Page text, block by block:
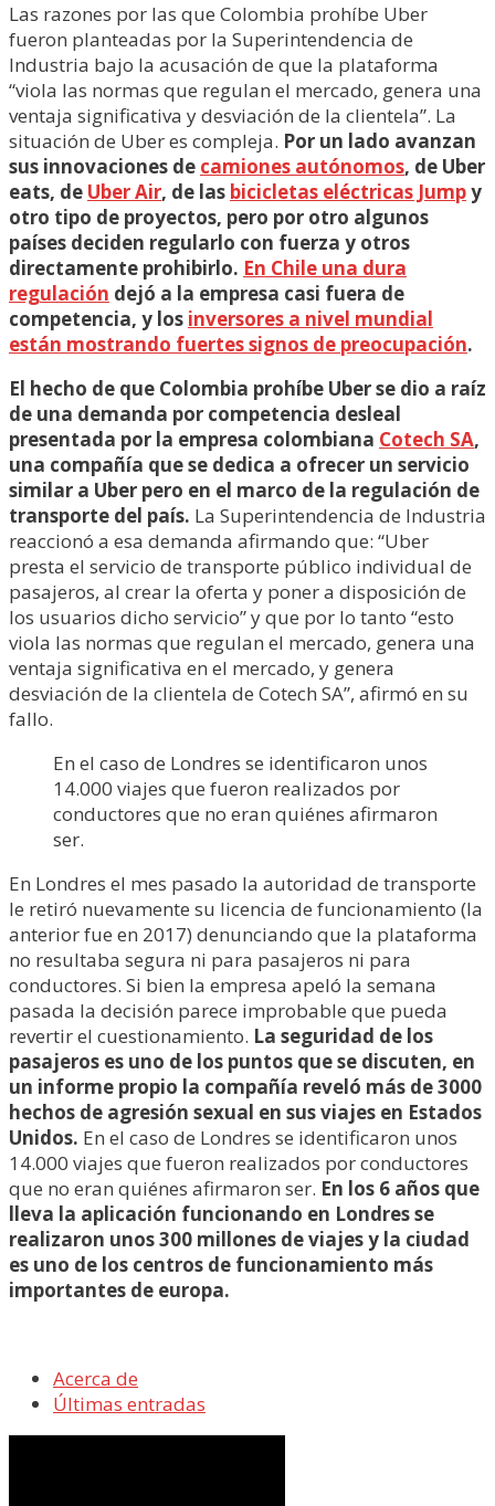
Las razones por las que Colombia prohíbe Uber
fueron planteadas por la Superintendencia de
Industria bajo la acusación de que la plataforma
“viola las normas que regulan el mercado, genera una
ventaja significativa y desviación de la clientela”. La
situación de Uber es compleja. Por un lado avanzan
sus innovaciones de camiones autónomos, de Uber
eats, de Uber Air, de las bicicletas eléctricas Jumpy
otro tipo de proyectos, pero por otro algunos
países deciden regularlo con fuerza y otros
directamente prohibirlo. En Chile una dura
regulación dejó a la empresa casi fuera de
competencia, y los inversores a nivel mundial
están mostrando fuertes signos de preocupación.
El hecho de que Colombia prohíbe Uber se dio a raíz
de una demanda por competencia desleal
presentada por la empresa colombiana Cotech SA,
una compañía que se dedica a ofrecer un servicio
similar a Uber pero en el marco de la regulación de
transporte del país. La Superintendencia de Industria
reaccionó a esa demanda afirmando que: “Uber
presta el servicio de transporte público individual de
pasajeros, al crear la oferta y poner a disposición de
los usuarios dicho servicio” y que por lo tanto “esto
viola las normas que regulan el mercado, genera una
ventaja significativa en el mercado, y genera
desviación de la clientela de Cotech SA”, afirmó en su
fallo.
En el caso de Londres se identificaron unos
14.000 viajes que fueron realizados por
conductores que no eran quiénes afirmaron
ser.
En Londres el mes pasado la autoridad de transporte
le retiró nuevamente su licencia de funcionamiento (la
anterior fue en 2017) denunciando que la plataforma
no resultaba segura ni para pasajeros ni para
conductores. Si bien la empresa apeló la semana
pasada la decisión parece improbable que pueda
revertir el cuestionamiento. La seguridad de los
pasajeros es uno de los puntos que se discuten, en
un informe propio la compañía reveló más de 3000
hechos de agresión sexual en sus viajes en Estados
Unidos. En el caso de Londres se identificaron unos
14.000 viajes que fueron realizados por conductores
que no eran quiénes afirmaron ser. En los 6 años que
lleva la aplicación funcionando en Londres se
realizaron unos 300 millones de viajes y la ciudad
es uno de los centros de funcionamiento más
importantes de europa.
Acerca de
Últimas entradas